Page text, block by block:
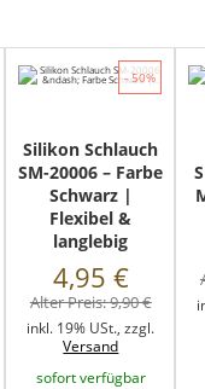
Silikon Schlauch
SM-20006 – Farbe
Schwarz |
Flexibel &
langlebig
4,95 €
Alter Preis:9,90 €
inkl. 19% USt., zzgl.
Versand
sofort verfügbar
- 50%